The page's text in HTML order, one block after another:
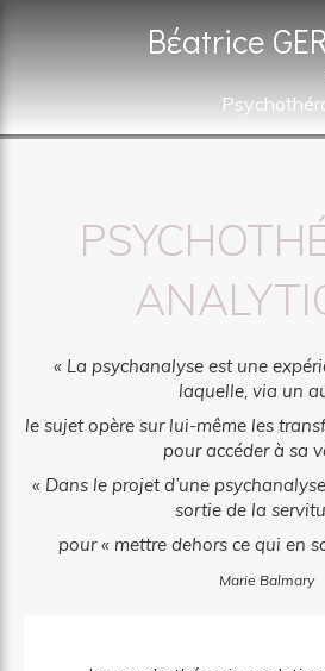
Bέatrice
« La psychanalyse est une
laquelle, via un
le sujet opère sur lui-même les
pour accéder à sa
« Dans le projet d’une
sortie de la
pour « mettre dehors ce qui en
Marie Balmary